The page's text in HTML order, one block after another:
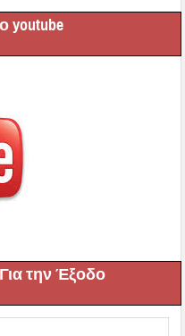
youtube
την Έξοδο